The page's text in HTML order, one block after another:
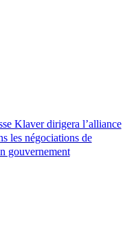
Klaver dirigera l’alliance
les négociations de
gouvernement